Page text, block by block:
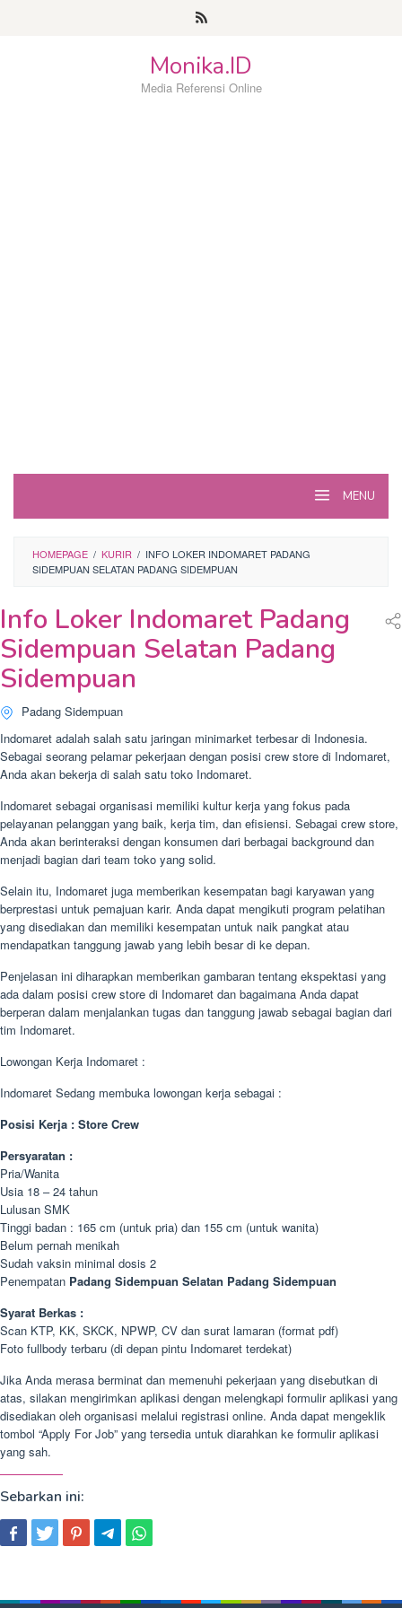
Monika.ID
Media Referensi Online
MENU
HOMEPAGE / KURIR / INFO LOKER INDOMARET PADANG
SIDEMPUAN SELATAN PADANG SIDEMPUAN
Info Loker Indomaret Padang
Sidempuan Selatan Padang
Sidempuan
Padang Sidempuan
Indomaret adalah salah satu jaringan minimarket terbesar di Indonesia.
Sebagai seorang pelamar pekerjaan dengan posisi crew store di Indomaret,
Anda akan bekerja di salah satu toko Indomaret.
Indomaret sebagai organisasi memiliki kultur kerja yang fokus pada
pelayanan pelanggan yang baik, kerja tim, dan efisiensi. Sebagai crew store,
Anda akan berinteraksi dengan konsumen dari berbagai background dan
menjadi bagian dari team toko yang solid.
Selain itu, Indomaret juga memberikan kesempatan bagi karyawan yang
berprestasi untuk pemajuan karir. Anda dapat mengikuti program pelatihan
yang disediakan dan memiliki kesempatan untuk naik pangkat atau
mendapatkan tanggung jawab yang lebih besar di ke depan.
Penjelasan ini diharapkan memberikan gambaran tentang ekspektasi yang
ada dalam posisi crew store di Indomaret dan bagaimana Anda dapat
berperan dalam menjalankan tugas dan tanggung jawab sebagai bagian dari
tim Indomaret.
Lowongan Kerja Indomaret :
Indomaret Sedang membuka lowongan kerja sebagai :
Posisi Kerja : Store Crew
Persyaratan :
Pria/Wanita
Usia 18 – 24 tahun
Lulusan SMK
Tinggi badan : 165 cm (untuk pria) dan 155 cm (untuk wanita)
Belum pernah menikah
Sudah vaksin minimal dosis 2
Penempatan Padang Sidempuan Selatan Padang Sidempuan
Syarat Berkas :
Scan KTP, KK, SKCK, NPWP, CV dan surat lamaran (format pdf)
Foto fullbody terbaru (di depan pintu Indomaret terdekat)
Jika Anda merasa berminat dan memenuhi pekerjaan yang disebutkan di
atas, silakan mengirimkan aplikasi dengan melengkapi formulir aplikasi yang
disediakan oleh organisasi melalui registrasi online. Anda dapat mengeklik
tombol “Apply For Job” yang tersedia untuk diarahkan ke formulir aplikasi
yang sah.
Sebarkan ini: